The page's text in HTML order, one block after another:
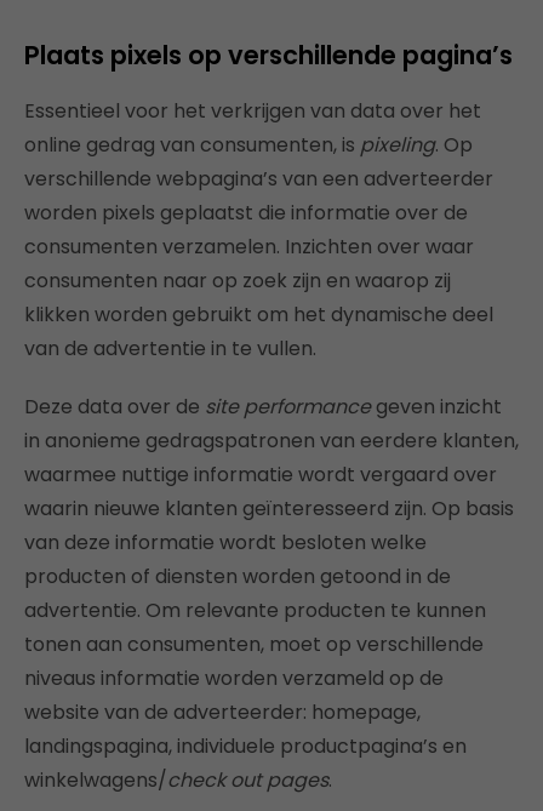
Plaats pixels op verschillende pagina’s
Essentieel voor het verkrijgen van data over het
online gedrag van consumenten, is pixeling. Op
verschillende webpagina’s van een adverteerder
worden pixels geplaatst die informatie over de
consumenten verzamelen. Inzichten over waar
consumenten naar op zoek zijn en waarop zij
klikken worden gebruikt om het dynamische deel
van de advertentie in te vullen.
Deze data over de site performancegeven inzicht
in anonieme gedragspatronen van eerdere klanten,
waarmee nuttige informatie wordt vergaard over
waarin nieuwe klanten geïnteresseerd zijn. Op basis
van deze informatie wordt besloten welke
producten of diensten worden getoond in de
advertentie. Om relevante producten te kunnen
tonen aan consumenten, moet op verschillende
niveaus informatie worden verzameld op de
website van de adverteerder: homepage,
landingspagina, individuele productpagina’s en
winkelwagens/check out pages.